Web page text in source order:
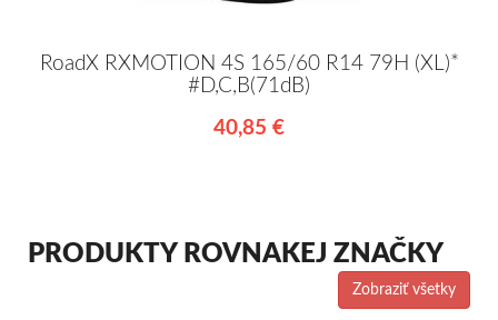
RoadX RXMOTION 4S 165/60 R14 79H (XL)*
#D,C,B(71dB)
40,85 €
PRODUKTY ROVNAKEJ ZNAČKY
Zobraziť všetky